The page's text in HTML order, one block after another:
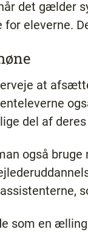
det gælder
eleverne.
at
del af
også
som en